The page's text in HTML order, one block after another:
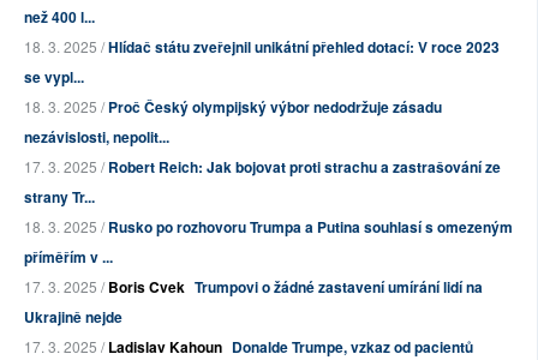
než 400 l...
18. 3. 2025 /Hlídač státu zveřejnil unikátní přehled dotací: V roce 2023
se vypl...
18. 3. 2025 /Proč Český olympijský výbor nedodržuje zásadu
nezávislosti, nepolit...
17. 3. 2025 /Robert Reich: Jak bojovat proti strachu a zastrašování ze
strany Tr...
18. 3. 2025 /Rusko po rozhovoru Trumpa a Putina souhlasí s omezeným
příměřím v ...
17. 3. 2025 /Boris Cvek Trumpovi o žádné zastavení umírání lidí na
Ukrajině nejde
17. 3. 2025 /Ladislav Kahoun Donalde Trumpe, vzkaz od pacientů